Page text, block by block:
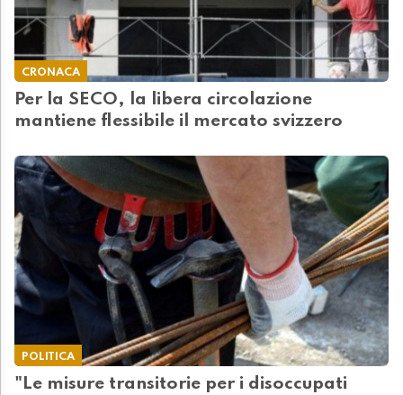
CRONACA
Per la SECO, la libera circolazione
mantiene flessibile il mercato svizzero
POLITICA
"Le misure transitorie per i disoccupati